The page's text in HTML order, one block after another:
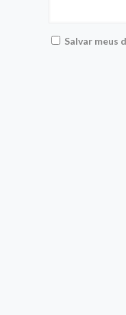
Salvar meus